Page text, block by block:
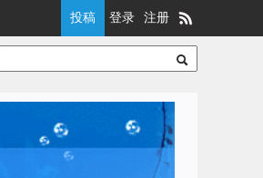
投稿 登录 注册